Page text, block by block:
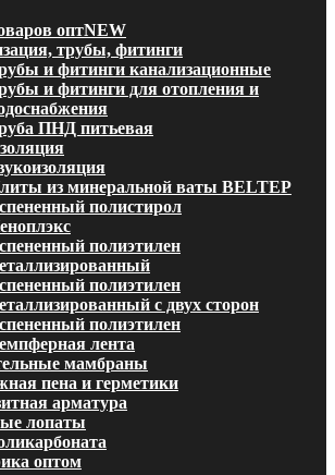
оптNEW
трубы, фитинги
и фитинги канализационные
и фитинги для отопления и
ПНД питьевая
из минеральной ваты BELTEP
полистирол
полиэтилен
полиэтилен
с двух сторон
полиэтилен
лента
мамбраны
пена и герметики
арматура
лопаты
оптом